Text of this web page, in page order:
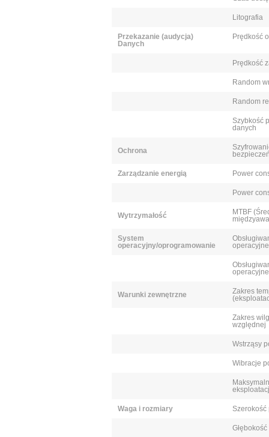
Litografia
Przekazanie (audycja)
Danych
Prędkość
Prędkość
Random
Random
Szybkość
danych
Ochrona
Zarządzanie energią Power
Power
Wytrzymałość
MTBF
System
operacyjny/oprogramowanie
Warunki zewnętrzne
Zakres
Zakres
względnej
Wstrząsy
Wibracje
Waga i rozmiary Szerokość